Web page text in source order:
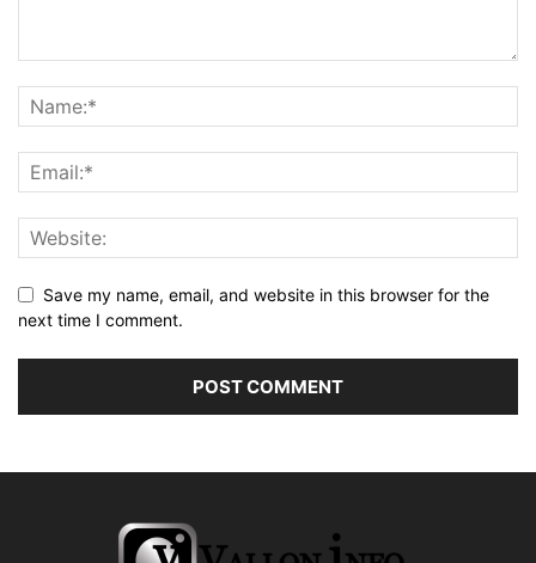
Save my name, email, and website in this browser for the
next time I comment.